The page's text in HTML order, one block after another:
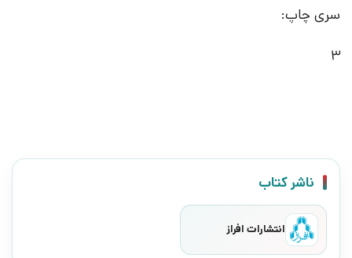
سری چاپ:
3
ناشر کتاب
انتشارات افراز